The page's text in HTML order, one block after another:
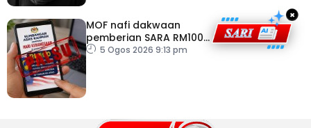
MOF nafi dakwaan
pemberian SARA RM100
sempena Hari
5 Ogos 2026 9:13 pm
×